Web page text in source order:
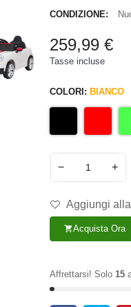
CONDIZIONE:
259,99 €
Tasse incluse
COLORI: BIANCO
− +
Aggiungi
shopping_cartAcquista Ora
Affrettarsi! Solo 15